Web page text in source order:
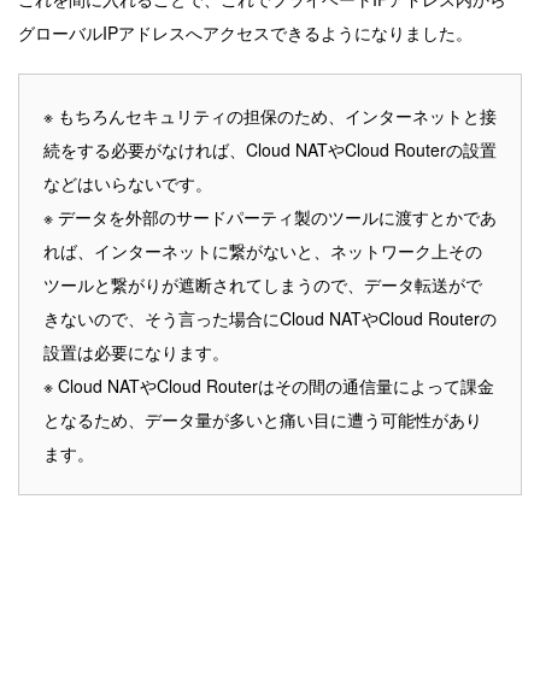
グローバルIPアドレスへアクセスできるようになりました。
※ もちろんセキュリティの担保のため、インターネットと接
続をする必要がなければ、Cloud NATやCloud Routerの設置
などはいらないです。
※ データを外部のサードパーティ製のツールに渡すとかであ
れば、インターネットに繋がないと、ネットワーク上その
ツールと繋がりが遮断されてしまうので、データ転送がで
きないので、そう言った場合にCloud NATやCloud Routerの
設置は必要になります。
※ Cloud NATやCloud Routerはその間の通信量によって課金
となるため、データ量が多いと痛い目に遭う可能性があり
ます。